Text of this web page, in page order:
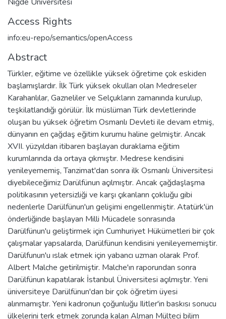
Access Rights
info:eu-repo/semantics/openAccess
Abstract
Türkler, eğitime ve özellikle yüksek öğretime çok eskiden
başlamışlardır. İlk Türk yüksek okulları olan Medreseler
Karahanlılar, Gazneliler ve Selçukların zamanında kurulup,
teşkilatlandığı görülür. İlk müslüman Türk devletlerinde
oluşan bu yüksek öğretim Osmanlı Devleti ile devam etmiş,
dünyanın en çağdaş eğitim kurumu haline gelmiştir. Ancak
XVII. yüzyıldan itibaren başlayan duraklama eğitim
kurumlarında da ortaya çıkmıştır. Medrese kendisini
yenileyememiş, Tanzimat'dan sonra ilk Osmanlı Üniversitesi
diyebileceğimiz Darülfünun açılmıştır. Ancak çağdaşlaşma
politikasının yetersizliği ve karşı çıkanların çokluğu gibi
nedenlerle Darülfünun'un gelişimi engellenmiştir. Atatürk'ün
önderliğinde başlayan Milli Mücadele sonrasında
Darülfünun'u geliştirmek için Cumhuriyet Hükümetleri bir çok
çalışmalar yapsalarda, Darülfünun kendisini yenileyememiştir.
Darülfunun'u ıslak etmek için yabancı uzman olarak Prof.
Albert Malche getirilmiştir. Malche'ın raporundan sonra
Darülfünun kapatılarak İstanbul Üniversitesi açılmıştır. Yeni
üniversiteye Darülfünun'dan bir çok öğretim üyesi
alınmamıştır. Yeni kadronun çoğunluğu Ilitler'in baskısı sonucu
ülkelerini terk etmek zorunda kalan Alman Mülteci bilim